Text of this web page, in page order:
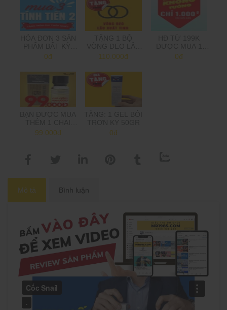
CHỈ TÍNH TIỀN 2,
THẤP NHẤT
khi gọi xác nhận
0đ
XUẤT TINH
110.000đ
SẢN PHẨM 1K,
0đ
POPPER 10ML
99.000đ
0đ
Mô tả Bình luận